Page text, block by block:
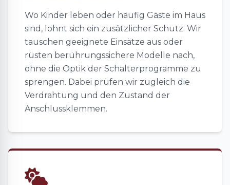
Wo Kinder leben oder häufig Gäste im Haus
sind, lohnt sich ein zusätzlicher Schutz. Wir
tauschen geeignete Einsätze aus oder
rüsten berührungssichere Modelle nach,
ohne die Optik der Schalterprogramme zu
sprengen. Dabei prüfen wir zugleich die
Verdrahtung und den Zustand der
Anschlussklemmen.